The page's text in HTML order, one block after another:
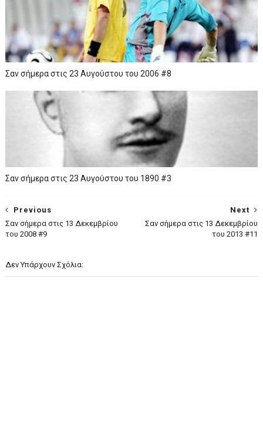
Σαν σήμερα στις 23 Αυγούστου του 2006 #8
Σαν σήμερα στις 23 Αυγούστου του 1890 #3
Next
Σαν σήμερα στις 13 Δεκεμβρίου
του 2013 #11
Previous
Σαν σήμερα στις 13 Δεκεμβρίου
του 2008 #9
Δεν Υπάρχουν Σχόλια: